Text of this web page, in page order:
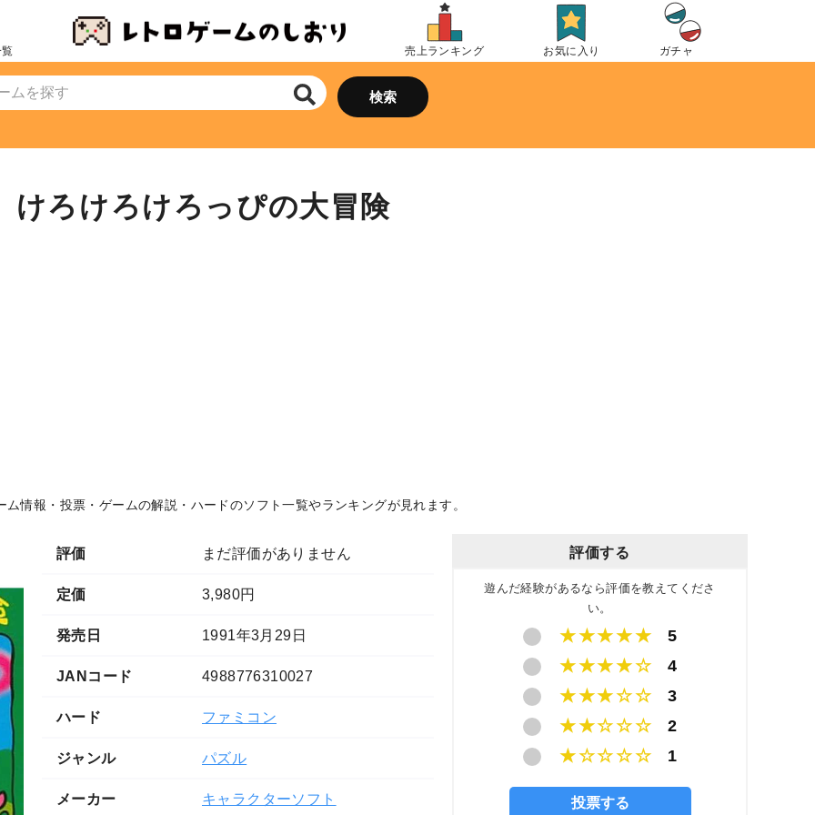
売上ランキング お気に入り ガチャ
けろけろけろっぴの大冒険
ム情報・投票・ゲームの解説・ハードのソフト一覧やランキングが見れます。
評価 まだ評価がありません
定価 3,980円
発売日 1991年3月29日
JANコード 4988776310027
ハード ファミコン
ジャンル パズル
メーカー キャラクターソフト
評価する
遊んだ経験があるなら評価を教えてくださ
い。
★★★★★
5
★★★★☆
4
★★★☆☆
3
★★☆☆☆
2
★☆☆☆☆
1